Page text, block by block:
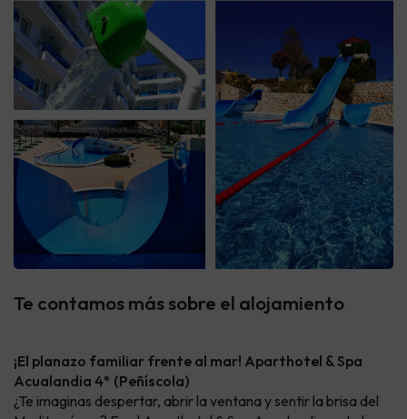
Te contamos más sobre el alojamiento
¡El planazo familiar frente al mar! Aparthotel & Spa
Acualandia 4* (Peñíscola)
¿Te imaginas despertar, abrir la ventana y sentir la brisa del